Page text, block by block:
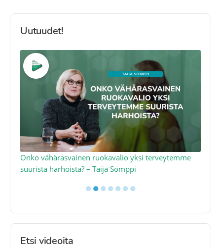
Uutuudet!
Onko vähärasvainen ruokavalio yksi terveytemme
suurista harhoista? – Taija Somppi
●●●●●●●
Etsi videoita